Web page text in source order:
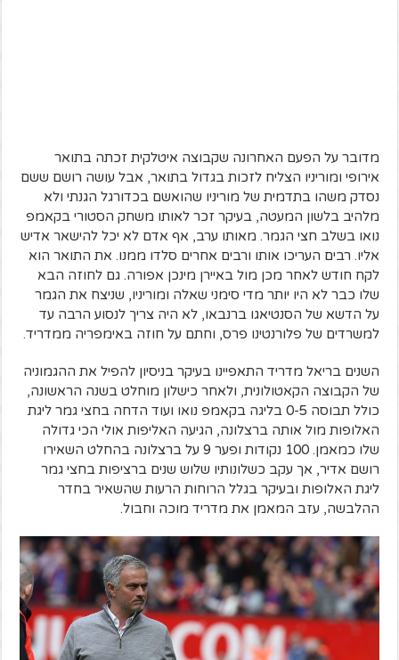
מדובר על הפעם האחרונה שקבוצה איטלקית זכתה בתואר
אירופי ומוריניו הצליח לזכות בגדול בתואר, אבל עושה רושם ששם
נסדק משהו בתדמית של מוריניו שהואשם בכדורגל הגנתי ולא
מלהיב בלשון המעטה, בעיקר זכר לאותו משחק הסטורי בקאמפ
נואו בשלב חצי הגמר. מאותו ערב, אף אדם לא יכל להישאר אדיש
אליו. רבים העריכו אותו ורבים אחרים סלדו ממנו. את התואר הוא
לקח חודש לאחר מכן מול באיירן מינכן אפורה. גם לחוזה הבא
שלו כבר לא היו יותר מדי סימני שאלה ומוריניו, שניצח את הגמר
על הדשא של הסנטיאגו ברנבאו, לא היה צריך לנסוע הרבה עד
למשרדים של פלורנטינו פרס, וחתם על חוזה באימפריה ממדריד.
השנים בריאל מדריד התאפיינו בעיקר בניסיון להפיל את ההגמוניה
של הקבוצה הקאטולונית, ולאחר כישלון מוחלט בשנה הראשונה,
כולל תבוסה 0-5 בליגה בקאמפ נואו ועוד הדחה בחצי גמר ליגת
האלופות מול אותה ברצלונה, הגיעה האליפות אולי הכי גדולה
שלו כמאמן. 100 נקודות ופער 9 על ברצלונה בהחלט השאירו
רושם אדיר, אך עקב כשלונותיו שלוש שנים ברציפות בחצי גמר
ליגת האלופות ובעיקר בגלל הרוחות הרעות שהשאיר בחדר
ההלבשה, עזב המאמן את מדריד מוכה וחבול.